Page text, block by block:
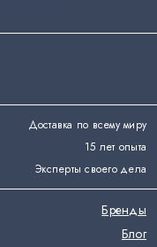
Доставка по всему миру
15 лет опыта
Эксперты своего дела
Бренды
Блог